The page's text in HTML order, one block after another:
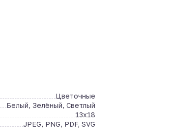
Цветочные
Белый, Зелёный, Светлый
13x18
JPEG, PNG, PDF, SVG